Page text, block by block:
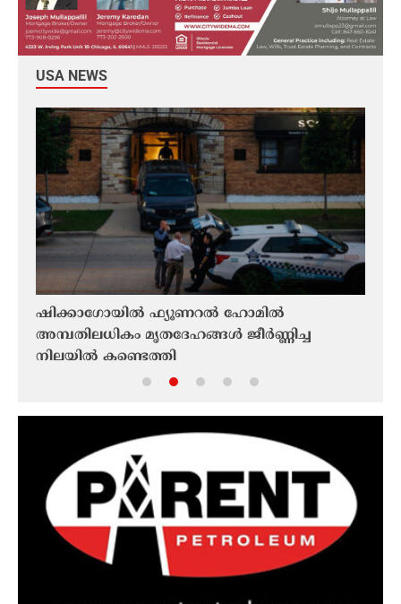
USA NEWS
ഷിക്കാഗോയിൽ ഫ്യൂണറൽ ഹോമിൽ
അമ്പതിലധികം മൃതദേഹങ്ങൾ ജീർണ്ണിച്ച
നിലയിൽ കണ്ടെത്തി